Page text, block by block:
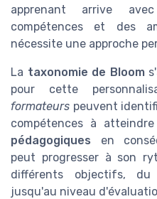
apprenant arrive
compétences et des
nécessite une approche
La taxonomie de Bloom
pour cette
formateurs peuvent
compétences à
pédagogiques en
peut progresser à son
différents objectifs, du
jusqu'au niveau